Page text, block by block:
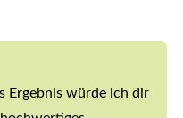
Ergebnis würde ich dir